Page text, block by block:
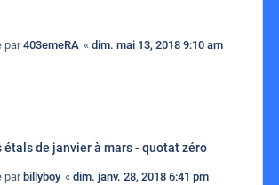
par403emeRA « dim. mai 13, 2018 9:10 am
étals de janvier à mars - quotat zéro
par billyboy « dim. janv. 28, 2018 6:41 pm